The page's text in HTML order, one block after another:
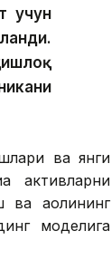
учун
ва янги
активларни
аҳолининг
моделига